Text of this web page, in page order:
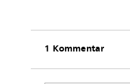
1 Kommentar